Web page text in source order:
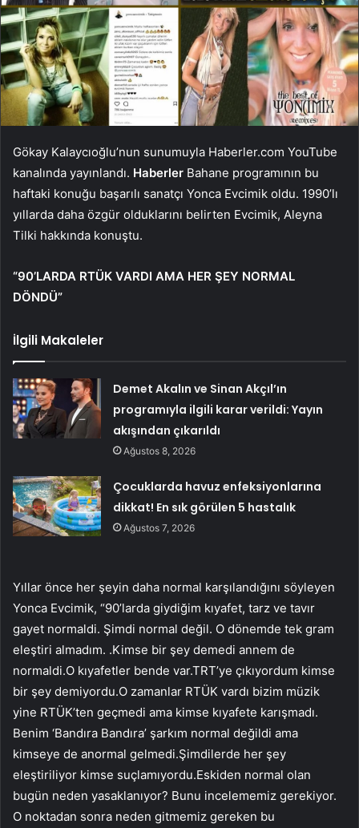
Gökay Kalaycıoğlu’nun sunumuyla Haberler.com YouTube
kanalında yayınlandı. Haberler Bahane programının bu
haftaki konuğu başarılı sanatçı Yonca Evcimik oldu. 1990’lı
yıllarda daha özgür olduklarını belirten Evcimik, Aleyna
Tilki hakkında konuştu.
“90’LARDA RTÜK VARDI AMA HER ŞEY NORMAL
DÖNDÜ”
İlgili Makaleler
Demet Akalın ve Sinan Akçıl’ın
programıyla ilgili karar verildi: Yayın
akışından çıkarıldı
Ağustos 8, 2026
Çocuklarda havuz enfeksiyonlarına
dikkat! En sık görülen 5 hastalık
Ağustos 7, 2026
Yıllar önce her şeyin daha normal karşılandığını söyleyen
Yonca Evcimik, “90’larda giydiğim kıyafet, tarz ve tavır
gayet normaldi. Şimdi normal değil. O dönemde tek gram
eleştiri almadım. .Kimse bir şey demedi annem de
normaldi.O kıyafetler bende var.TRT’ye çıkıyordum kimse
bir şey demiyordu.O zamanlar RTÜK vardı bizim müzik
yine RTÜK’ten geçmedi ama kimse kıyafete karışmadı.
Benim ‘Bandıra Bandıra’ şarkım normal değildi ama
kimseye de anormal gelmedi.Şimdilerde her şey
eleştiriliyor kimse suçlamıyordu.Eskiden normal olan
bugün neden yasaklanıyor? Bunu incelememiz gerekiyor.
O noktadan sonra neden gitmemiz gereken bu